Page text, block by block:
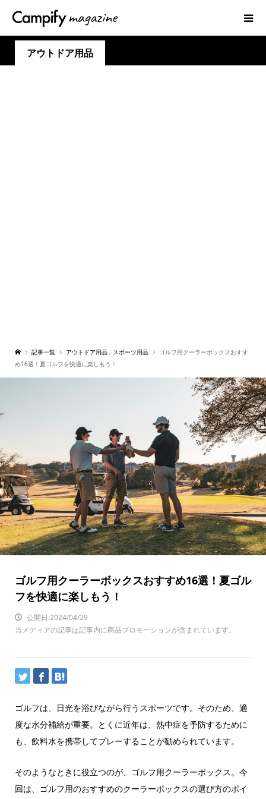
アウトドア用品
記事一覧 アウトドア用品 , スポーツ用品
ゴルフ用クーラーボックスおすす
め16選！夏ゴルフを快適に楽しもう！
ゴルフ用クーラーボックスおすすめ16選！夏ゴル
フを快適に楽しもう！
公開日:2024/04/29
当メディアの記事は記事内に商品プロモーションが含まれています。
ゴルフは、日光を浴びながら行うスポーツです。そのため、適
度な水分補給が重要。とくに近年は、熱中症を予防するために
も、飲料水を携帯してプレーすることが勧められています。
そのようなときに役立つのが、ゴルフ用クーラーボックス。今
回は、ゴルフ用のおすすめのクーラーボックスの選び方のポイ